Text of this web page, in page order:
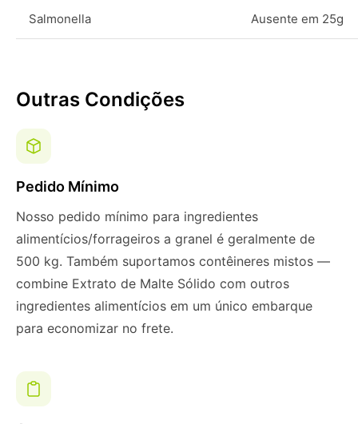
Salmonella Ausente em 25g
Outras Condições
Pedido Mínimo
Nosso pedido mínimo para ingredientes
alimentícios/forrageiros a granel é geralmente de
500 kg. Também suportamos contêineres mistos —
combine Extrato de Malte Sólido com outros
ingredientes alimentícios em um único embarque
para economizar no frete.